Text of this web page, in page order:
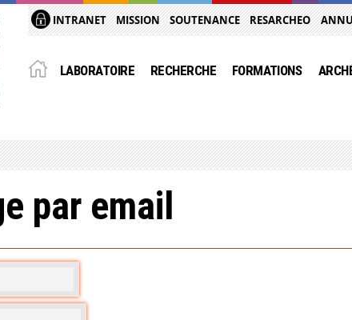
INTRANET MISSION SOUTENANCE RESARCHEO
LABORATOIRE RECHERCHE FORMATIONS
par email